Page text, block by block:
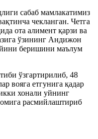
сабаб мамлакатимиз
чекланган. Четга
ота алимент қарзи ва
ўзининг Андижон
беришини маълум
ўзгартирилиб, 48
вояга етгунига қадар
хонали уйнинг
расмийлаштириб